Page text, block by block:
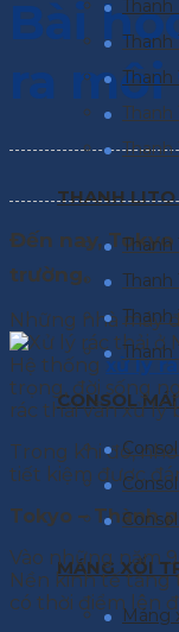
Thanh
Thanh
Thanh
Thanh
Thanh
THANH LITO
Thanh
Thanh
Thanh
Thanh
CONSOL
MÁNG XỐI
Máng
Bài
ra
Đến nay,
trường.
Những nhà máy
Hệ thống xử lý
trọng, đời sống
rác thải vẫn xử
Trong khi đó,
tiết kiệm được
Tokyo – Thành
Vào những năm
Nền kinh tế tăng
có thời điểm lên